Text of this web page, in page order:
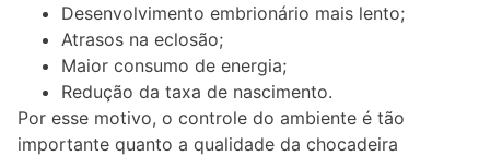
Desenvolvimento embrionário mais lento;
Atrasos na eclosão;
Maior consumo de energia;
Redução da taxa de nascimento.
Por esse motivo, o controle do ambiente é tão
importante quanto a qualidade da chocadeira